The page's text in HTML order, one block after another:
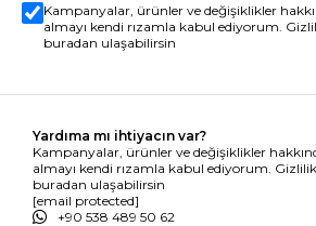
Kampanyalar, ürünler ve değişiklikler
almayı kendi rızamla kabul ediyorum.
buradan ulaşabilirsin
Yardıma mı ihtiyacın var?
Kampanyalar, ürünler ve değişiklikler
almayı kendi rızamla kabul ediyorum.
buradan ulaşabilirsin
[email protected]
+90 538 489 50 62